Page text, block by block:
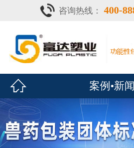
咨询热线： 400-
 案例•新闻